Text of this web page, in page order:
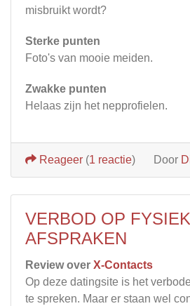
misbruikt wordt?
Sterke punten
Foto's van mooie meiden.
Zwakke punten
Helaas zijn het nepprofielen.
Door
Reageer (1 reactie)
VERBOD OP
AFSPRAKEN
Review over X-Contacts
Op deze datingsite is het
te spreken. Maar er staan wel